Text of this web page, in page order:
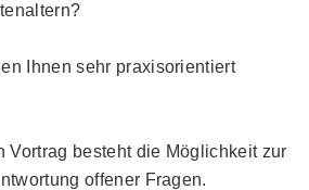
Ihnen sehr praxisorientiert
Vortrag besteht die Möglichkeit zur
offener Fragen.